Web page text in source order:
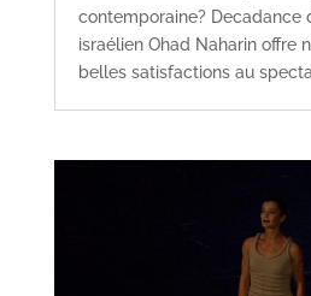
contemporaine? Decadance
israélien Ohad Naharin offre
belles satisfactions au